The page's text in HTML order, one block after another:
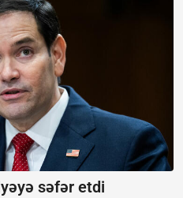
səfər etdi